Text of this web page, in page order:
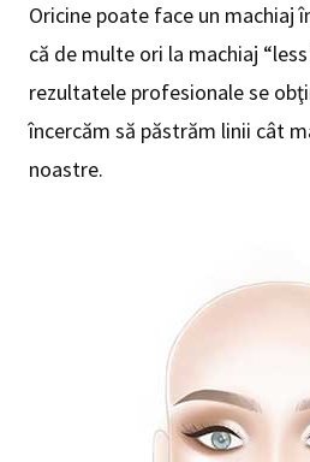
Oricine poate face un machiaj
că de multe ori la machiaj
rezultatele profesionale se
încercăm să păstrăm linii cât
noastre.